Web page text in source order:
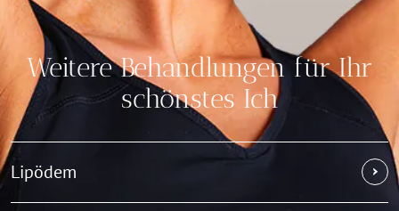
Weitere Behandlungen für Ihr
schönstes Ich
Lipödem